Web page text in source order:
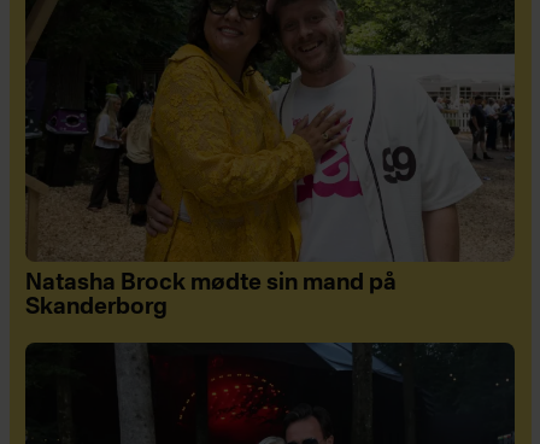
Natasha Brock mødte sin mand på
Skanderborg